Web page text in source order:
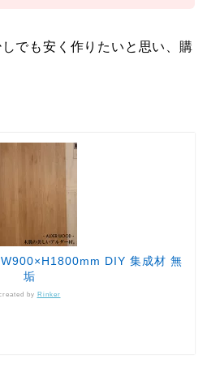
でも安く作りたいと思い、購
DIY 集成材 無
垢
by Rinker